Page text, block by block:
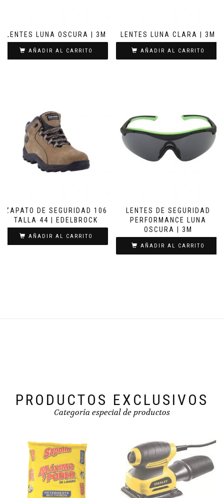
LENTES LUNA OSCURA | 3M
AÑADIR AL CARRITO
LENTES LUNA CLARA | 3M
AÑADIR AL CARRITO
ZAPATO DE SEGURIDAD 106
TALLA 44 | EDELBROCK
AÑADIR AL CARRITO
LENTES DE SEGURIDAD
PERFORMANCE LUNA
OSCURA | 3M
AÑADIR AL CARRITO
PRODUCTOS EXCLUSIVOS
Categoría especial de productos